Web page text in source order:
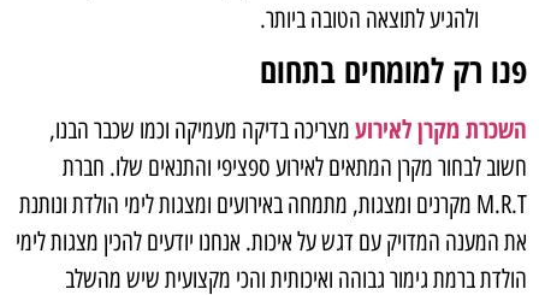
ולהגיע לתוצאה הטובה ביותר.
פנו רק למומחים בתחום
השכרת מקרן לאירוע מצריכה בדיקה מעמיקה וכמו שכבר הבנו,
חשוב לבחור מקרן המתאים לאירוע ספציפי והתנאים שלו. חברת
M.R.T מקרנים ומצגות, מתמחה באירועים ומצגות לימי הולדת ונותנת
את המענה המדויק עם דגש על איכות. אנחנו יודעים להכין מצגות לימי
הולדת ברמת גימור גבוהה ואיכותית והכי מקצועית שיש מהשלב